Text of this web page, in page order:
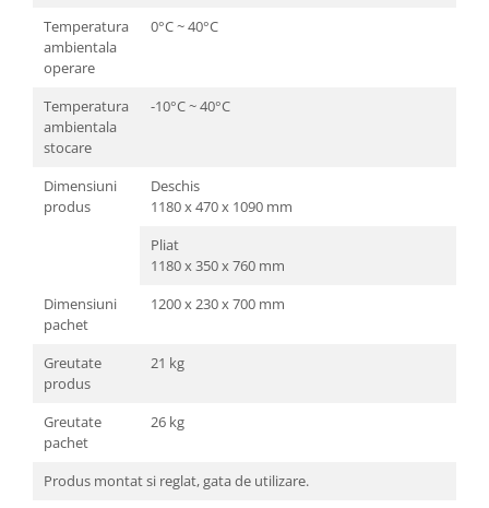
Temperatura
ambientala
operare
0°C ~ 40°C
Temperatura
ambientala
stocare
-10°C ~ 40°C
Dimensiuni
produs
Deschis
1180 x 470 x 1090 mm
Pliat
1180 x 350 x 760 mm
Dimensiuni
pachet
1200 x 230 x 700 mm
Greutate
produs
21 kg
Greutate
pachet
26 kg
Produs montat si reglat, gata de utilizare.